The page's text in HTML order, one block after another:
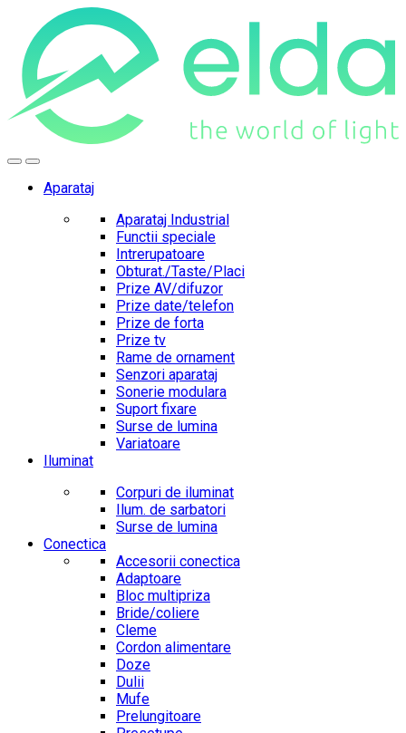
navigation
content
Aparataj
Aparataj Industrial
Functii speciale
Intrerupatoare
Obturat./Taste/Placi
Prize AV/difuzor
Prize date/telefon
Prize de forta
Prize tv
Rame de ornament
Senzori aparataj
Sonerie modulara
Suport fixare
Surse de lumina
Variatoare
Iluminat
Corpuri de iluminat
Ilum. de sarbatori
Surse de lumina
Conectica
Accesorii conectica
Adaptoare
Bloc multipriza
Bride/coliere
Cleme
Cordon alimentare
Doze
Dulii
Mufe
Prelungitoare